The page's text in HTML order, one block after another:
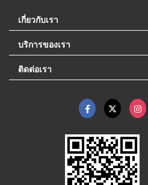
เกี่ยวกับเรา
บริการของเรา
ติดต่อเรา